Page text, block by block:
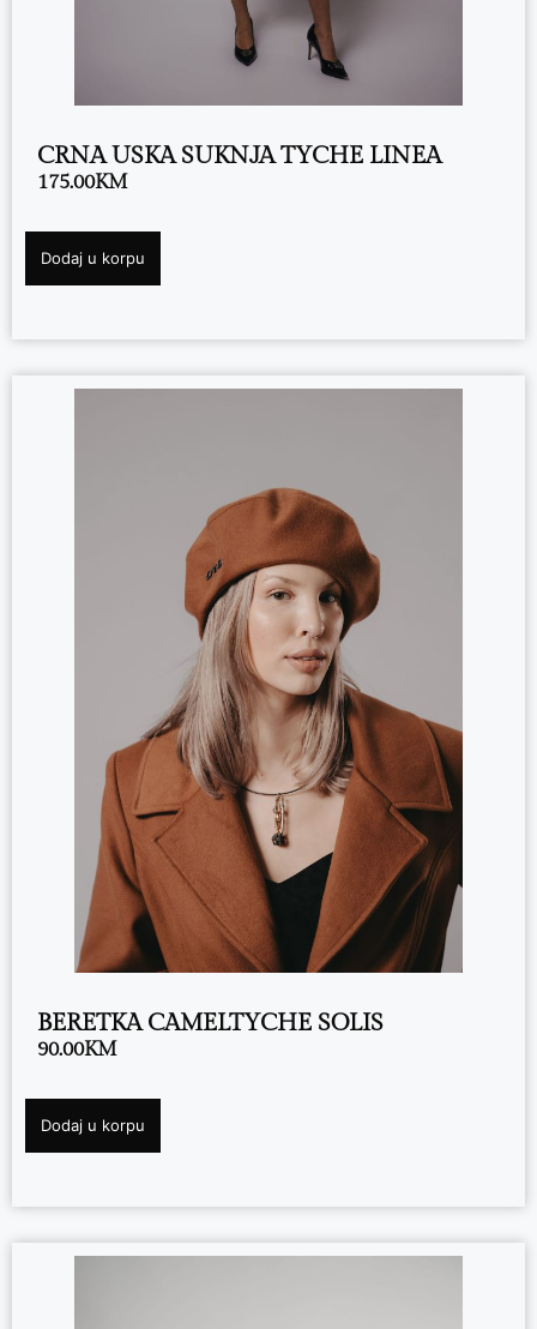
CRNA USKA SUKNJA TYCHE LINEA
175.00KM
Dodaj u korpu
BERETKA CAMELTYCHE SOLIS
90.00KM
Dodaj u korpu